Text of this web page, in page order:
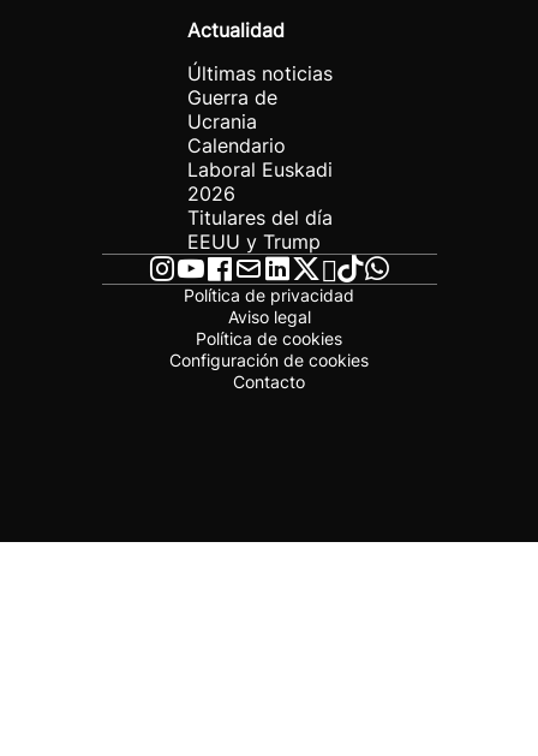
Actualidad
Últimas noticias
Guerra de
Ucrania
Calendario
Laboral Euskadi
2026
Titulares del día
EEUU y Trump
Política de privacidad
Aviso legal
Política de cookies
Configuración de cookies
Contacto